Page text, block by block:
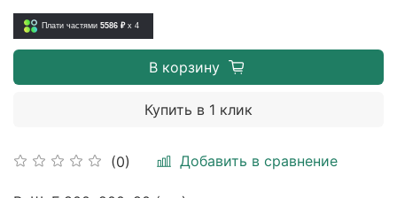
(0) Добавить в сравнение
Плати частями 5586 ₽ x 4
В корзину
Купить в 1 клик